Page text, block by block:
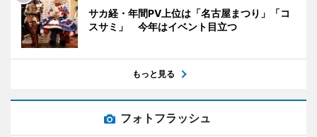
サカ経・年間PV上位は「名古屋まつり」「コ
スサミ」 今年はイベント目立つ
もっと見る
フォトフラッシュ